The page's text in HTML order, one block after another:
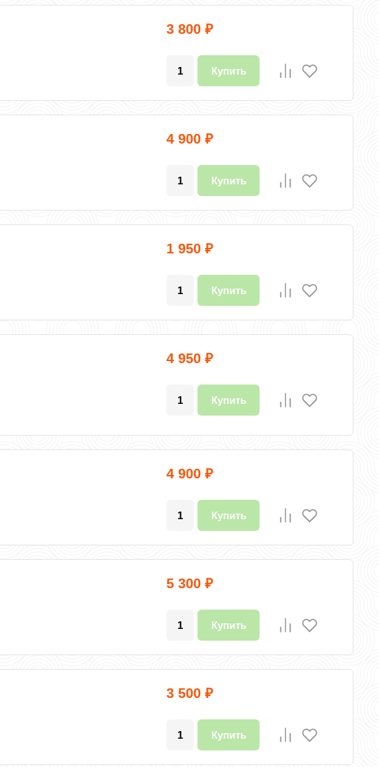
3 800₽
Купить
4 900₽
Купить
1 950₽
Купить
4 950₽
Купить
4 900₽
Купить
5 300₽
Купить
3 500₽
Купить